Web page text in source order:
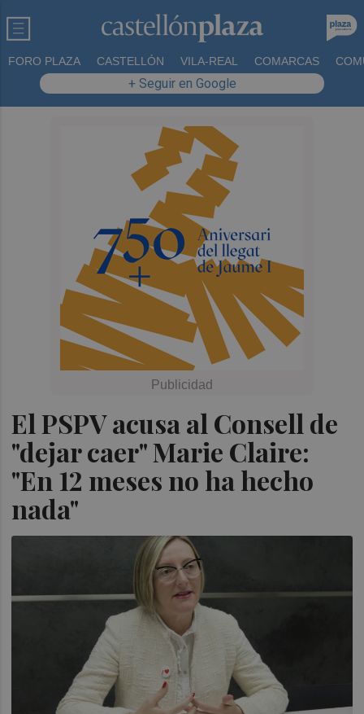
FORO PLAZA CASTELLÓN VILA-REAL COMARCAS
+ Seguir en Google
El PSPV acusa al Consell de
"dejar caer" Marie Claire:
"En 12 meses no ha hecho
nada"